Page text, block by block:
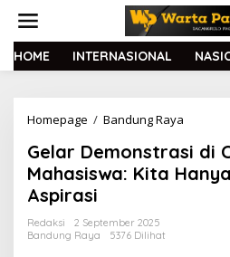
t
HOME INTERNASIONAL
Homepage / Bandung Raya
l
a
r
Gelar Demonstrasi di
Mahasiswa: Kita
Aspirasi
Redaksi
2 September 2025
Bandung Raya
5376 Dilihat